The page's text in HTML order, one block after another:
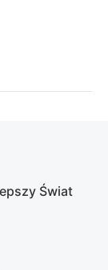
Świat